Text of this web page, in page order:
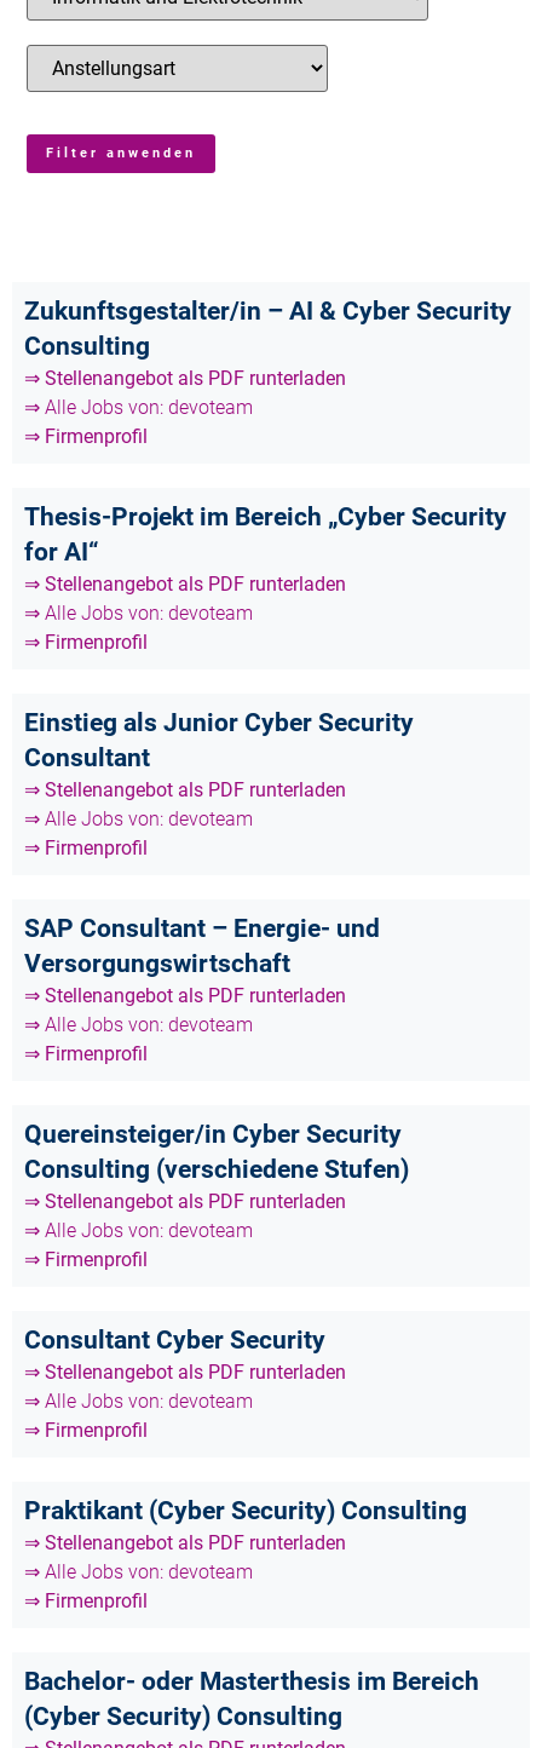
Zukunftsgestalter/in – AI & Cyber Security
Consulting
⇒ Stellenangebot als PDF runterladen
⇒ Alle Jobs von: devoteam
⇒ Firmenprofil
Thesis-Projekt im Bereich „Cyber Security
for AI“
⇒ Stellenangebot als PDF runterladen
⇒ Alle Jobs von: devoteam
⇒ Firmenprofil
Einstieg als Junior Cyber Security
Consultant
⇒ Stellenangebot als PDF runterladen
⇒ Alle Jobs von: devoteam
⇒ Firmenprofil
SAP Consultant – Energie- und
Versorgungswirtschaft
⇒ Stellenangebot als PDF runterladen
⇒ Alle Jobs von: devoteam
⇒ Firmenprofil
Quereinsteiger/in Cyber Security
Consulting (verschiedene Stufen)
⇒ Stellenangebot als PDF runterladen
⇒ Alle Jobs von: devoteam
⇒ Firmenprofil
Consultant Cyber Security
⇒ Stellenangebot als PDF runterladen
⇒ Alle Jobs von: devoteam
⇒ Firmenprofil
Praktikant (Cyber Security) Consulting
⇒ Stellenangebot als PDF runterladen
⇒ Alle Jobs von: devoteam
⇒ Firmenprofil
Bachelor- oder Masterthesis im Bereich
(Cyber Security) Consulting